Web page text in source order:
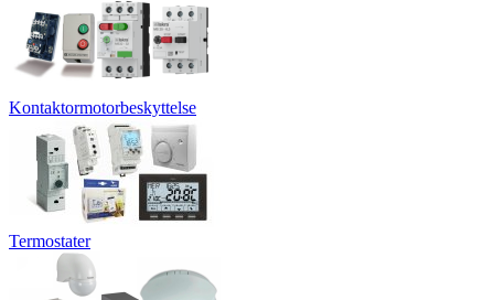
Kontaktormotorbeskyttelse
Termostater